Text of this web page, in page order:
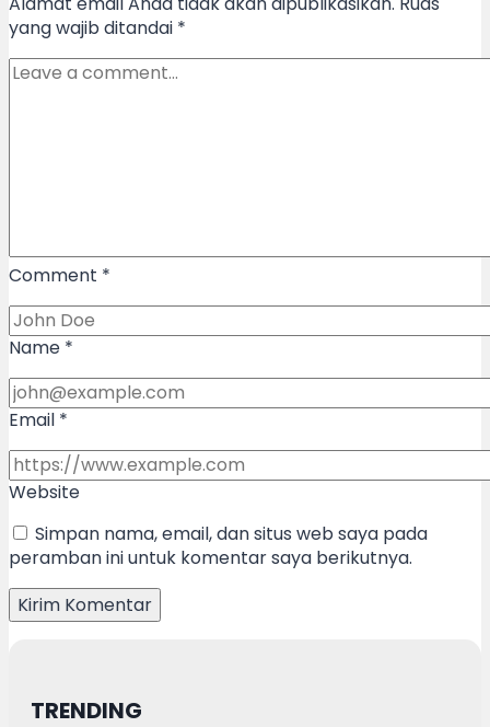
yang wajib ditandai *
Comment *
Name *
Email *
Website
Simpan nama, email, dan situs web saya pada
peramban ini untuk komentar saya berikutnya.
TRENDING